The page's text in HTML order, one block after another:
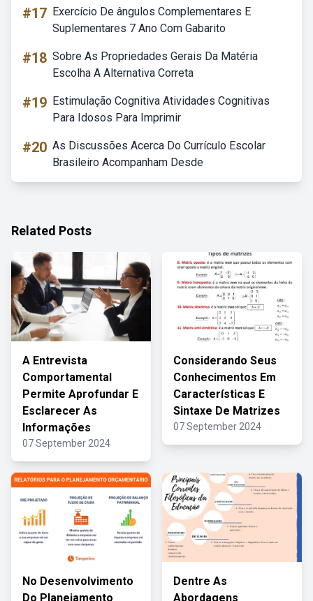
#17 Exercício De ângulos Complementares E
Suplementares 7 Ano Com Gabarito
#18 Sobre As Propriedades Gerais Da Matéria
Escolha A Alternativa Correta
#19 Estimulação Cognitiva Atividades Cognitivas
Para Idosos Para Imprimir
#20 As Discussões Acerca Do Currículo Escolar
Brasileiro Acompanham Desde
Related Posts
A Entrevista
Comportamental
Permite Aprofundar E
Esclarecer As
Informações
07 September 2024
Considerando Seus
Conhecimentos Em
Características E
Sintaxe De Matrizes
07 September 2024
No Desenvolvimento
Do Planejamento
Dentre As
Abordagens